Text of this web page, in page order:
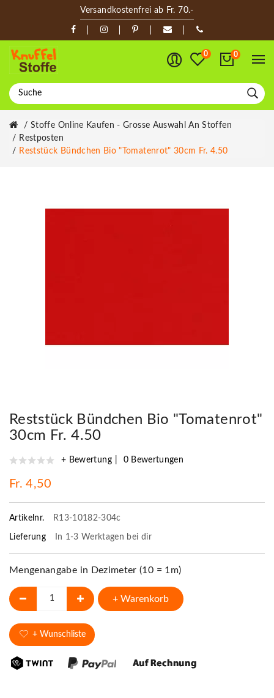
Versandkostenfrei ab Fr. 70.-
0 0
Stoffe Online Kaufen - Grosse Auswahl An Stoffen
Restposten
Reststück Bündchen Bio "Tomatenrot" 30cm Fr. 4.50
Reststück Bündchen Bio "Tomatenrot"
30cm Fr. 4.50
+ Bewertung 0 Bewertungen
Fr. 4,50
Artikelnr. R13-10182-304c
Lieferung In 1-3 Werktagen bei dir
Mengenangabe in Dezimeter (10 = 1m)
+ Warenkorb
+ Wunschliste